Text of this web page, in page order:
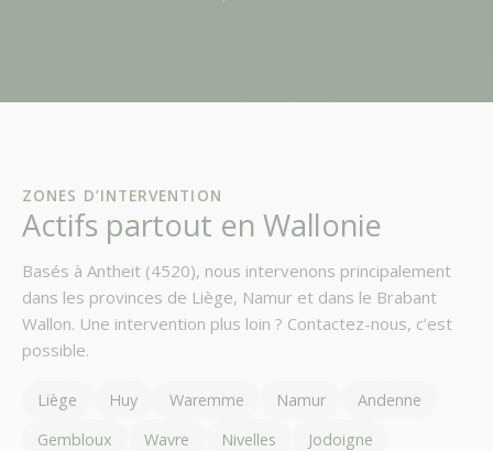
ZONES D’INTERVENTION
Actifs partout en Wallonie
Basés à Antheit (4520), nous intervenons principalement
dans les provinces de Liège, Namur et dans le Brabant
Wallon. Une intervention plus loin ? Contactez-nous, c’est
possible.
Liège Huy Waremme Namur
Andenne
Gembloux
Wavre Nivelles
Jodoigne